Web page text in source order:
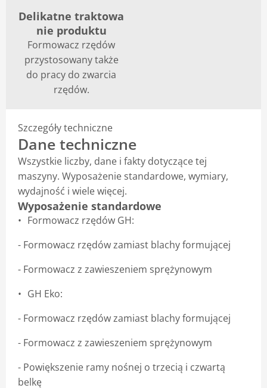
Delikatne traktowa
nie produktu
Formowacz rzędów
przystosowany także
do pracy do zwarcia
rzędów.
Szczegóły techniczne
Dane techniczne
Wszystkie liczby, dane i fakty dotyczące tej
maszyny. Wyposażenie standardowe, wymiary,
wydajność i wiele więcej.
Wyposażenie standardowe
Formowacz rzędów GH:
- Formowacz rzędów zamiast blachy formującej
- Formowacz z zawieszeniem sprężynowym
GH Eko:
- Formowacz rzędów zamiast blachy formującej
- Formowacz z zawieszeniem sprężynowym
- Powiększenie ramy nośnej o trzecią i czwartą
belkę